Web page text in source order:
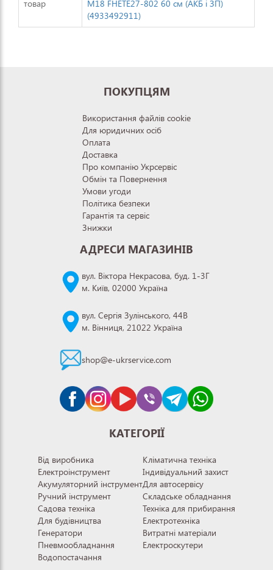
товар
M18 FHETE27-802 60 см (АКБ і ЗП)
(4933492911)
ПОКУПЦЯМ
Використання файлів cookie
Для юридичних осіб
Оплата
Доставка
Про компанію Укрсервіс
Обмін та Повернення
Умови угоди
Політика безпеки
Гарантія та сервіс
Знижки
АДРЕСИ МАГАЗИНІВ
вул. Віктора Некрасова, буд. 1-3Г
м. Київ, 02000 Україна
вул. Сергія Зулінського, 44В
м. Вінниця, 21022 Україна
shop@e-ukrservice.com
КАТЕГОРІЇ
Від виробника
Електроінструмент
Акумуляторний інструмент
Ручний інструмент
Садова техніка
Для будівництва
Генератори
Пневмообладнання
Водопостачання
Кліматична техніка
Індивідуальний захист
Для автосервісу
Складське обладнання
Техніка для прибирання
Електротехніка
Витратні матеріали
Електроскутери